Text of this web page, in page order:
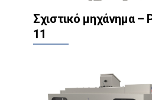
Σχιστικό μηχάνημα –
11